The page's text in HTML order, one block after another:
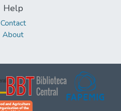
Help
Contact
About